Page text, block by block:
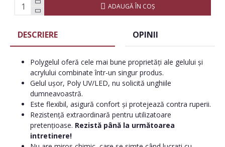
ADAUGĂ ÎN COŞ
DESCRIERE OPINII
Polygelul oferă cele mai bune proprietăți ale gelului și
acrylului combinate într-un singur produs.
Gelul ușor, Poly UV/LED, nu solicită unghiile
dumneavoastră.
Este flexibil, asigură confort și protejează contra ruperii.
Rezistență extraordinară pentru utilizatoare
pretențioase. Rezistă până la următoarea
intretinere!